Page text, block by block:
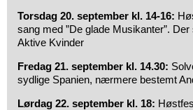
Torsdag 20. september kl. 14-16:
sang med ”De glade Musikanter”.
Aktive Kvinder
Fredag 21. september kl. 14.30:
sydlige Spanien, nærmere bestemt
Lørdag 22. september kl. 18: